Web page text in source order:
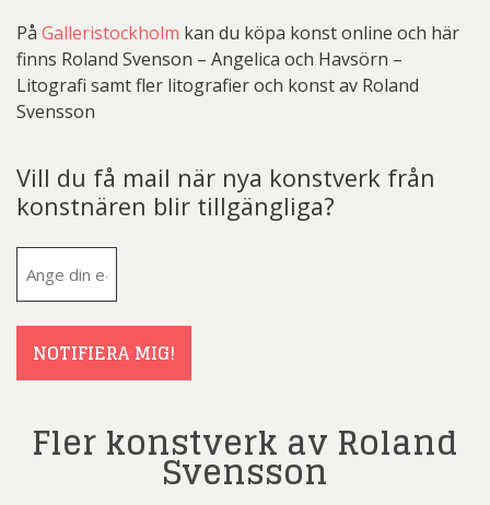
På Galleristockholm kan du köpa konst online och här
finns Roland Svenson – Angelica och Havsörn –
Litografi samt fler litografier och konst av Roland
Svensson
Vill du få mail när nya konstverk från
konstnären blir tillgängliga?
NOTIFIERA MIG!
Fler konstverk av Roland
Svensson